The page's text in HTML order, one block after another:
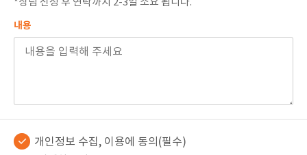
내용
개인정보 수집, 이용에 동의(필수)